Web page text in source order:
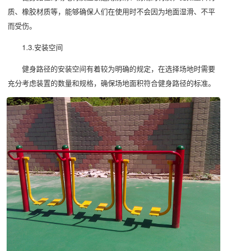
质、橡胶材质等，能够确保人们在使用时不会因为地面湿滑、不平
而受伤。
1.3.安装空间
健身路径的安装空间有着较为明确的规定，在选择场地时需要
充分考虑装置的数量和规格，确保场地面积符合健身路径的标准。